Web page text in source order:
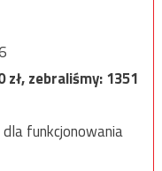
zł, zebraliśmy:1351
funkcjonowania